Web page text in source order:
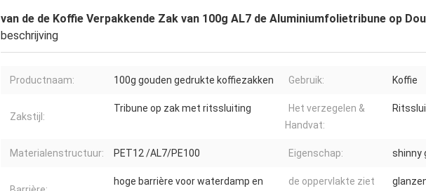
van de de Koffie Verpakkende Zak van 100g AL7 de Aluminiumfolietribune op
beschrijving
Productnaam: 100g gouden gedrukte koffiezakken Gebruik: Koffie
Zakstijl:
Tribune op zak met ritssluiting
Het verzegelen &
Handvat:
Materialenstructuur: PET12 /AL7/PE100 Eigenschap: shinny
hoge barrière voor waterdamp en
de oppervlakte ziet